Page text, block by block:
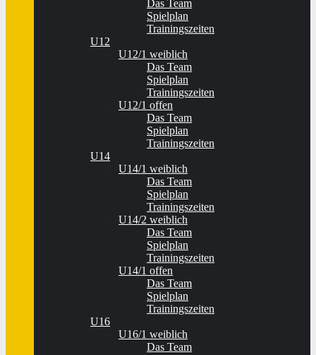
Das Team
Spielplan
Trainingszeiten
U12
U12/1 weiblich
Das Team
Spielplan
Trainingszeiten
U12/1 offen
Das Team
Spielplan
Trainingszeiten
U14
U14/1 weiblich
Das Team
Spielplan
Trainingszeiten
U14/2 weiblich
Das Team
Spielplan
Trainingszeiten
U14/1 offen
Das Team
Spielplan
Trainingszeiten
U16
U16/1 weiblich
Das Team